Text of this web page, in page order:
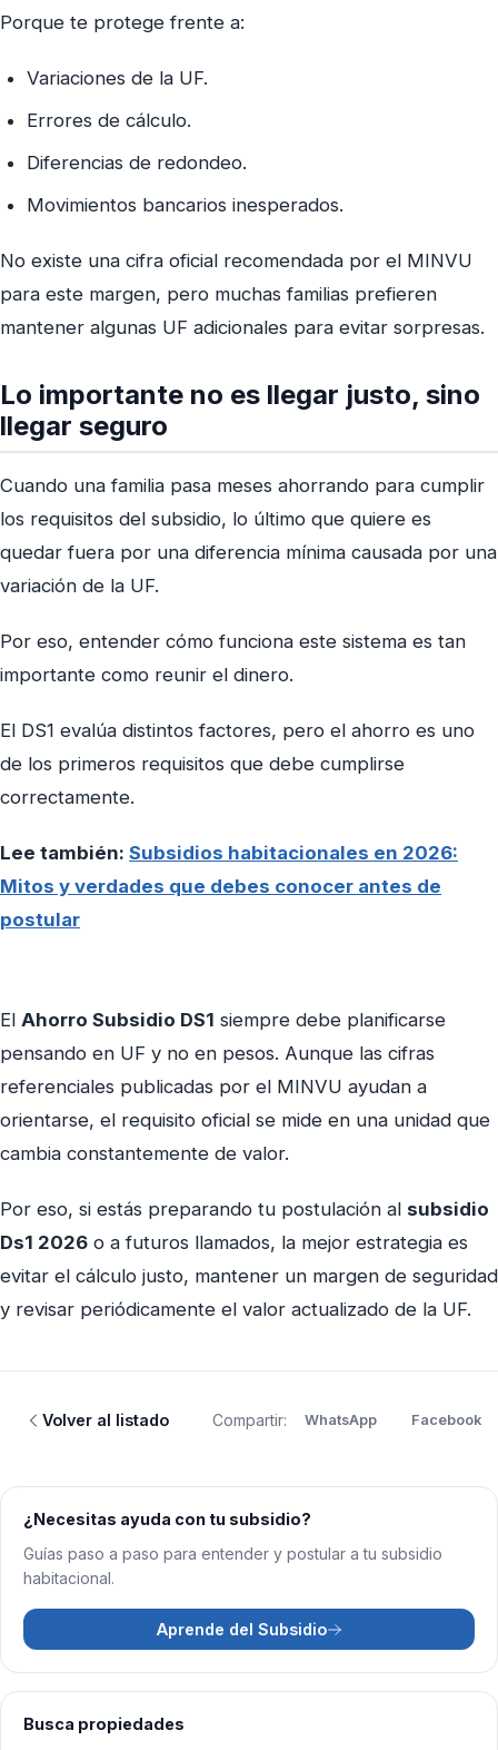
Porque te protege frente a:
Variaciones de la UF.
Errores de cálculo.
Diferencias de redondeo.
Movimientos bancarios inesperados.
No existe una cifra oficial recomendada por el MINVU
para este margen, pero muchas familias prefieren
mantener algunas UF adicionales para evitar sorpresas.
Lo importante no es llegar justo, sino
llegar seguro
Cuando una familia pasa meses ahorrando para cumplir
los requisitos del subsidio, lo último que quiere es
quedar fuera por una diferencia mínima causada por una
variación de la UF.
Por eso, entender cómo funciona este sistema es tan
importante como reunir el dinero.
El DS1 evalúa distintos factores, pero el ahorro es uno
de los primeros requisitos que debe cumplirse
correctamente.
Lee también: Subsidios habitacionales en 2026:
Mitos y verdades que debes conocer antes de
postular
El Ahorro Subsidio DS1 siempre debe planificarse
pensando en UF y no en pesos. Aunque las cifras
referenciales publicadas por el MINVU ayudan a
orientarse, el requisito oficial se mide en una unidad que
cambia constantemente de valor.
Por eso, si estás preparando tu postulación al subsidio
Ds1 2026 o a futuros llamados, la mejor estrategia es
evitar el cálculo justo, mantener un margen de seguridad
y revisar periódicamente el valor actualizado de la UF.
Volver al listado Compartir: WhatsApp Facebook
¿Necesitas ayuda con tu subsidio?
Guías paso a paso para entender y postular a tu subsidio
habitacional.
Aprende del Subsidio
Busca propiedades